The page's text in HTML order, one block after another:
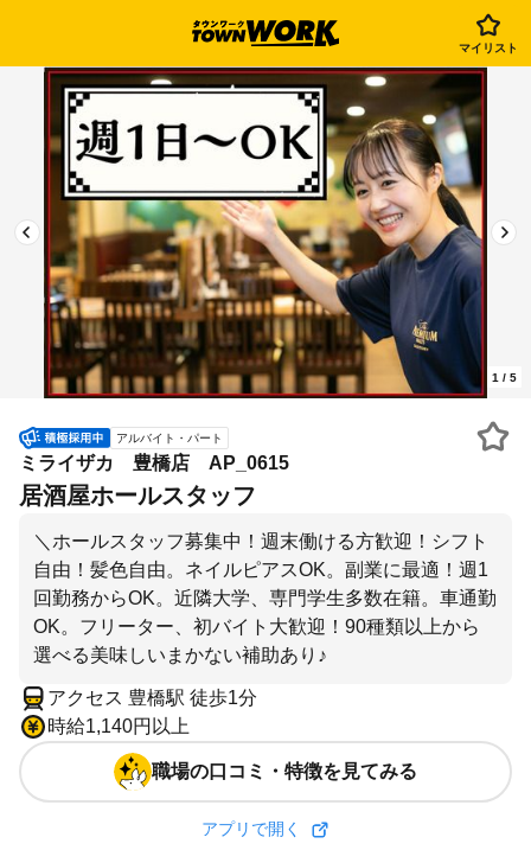
マイリスト
1 / 5
アルバイト・パート
ミライザカ 豊橋店 AP_0615
居酒屋ホールスタッフ
＼ホールスタッフ募集中！週末働ける方歓迎！シフト
自由！髪色自由。ネイルピアスOK。副業に最適！週1
回勤務からOK。近隣大学、専門学生多数在籍。車通勤
OK。フリーター、初バイト大歓迎！90種類以上から
選べる美味しいまかない補助あり♪
アクセス 豊橋駅 徒歩1分
時給1,140円以上
職場の口コミ・特徴を見てみる
アプリで開く